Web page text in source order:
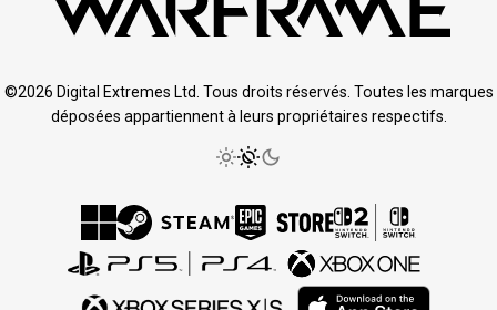
©2026 Digital Extremes Ltd. Tous droits réservés. Toutes les marques
déposées appartiennent à leurs propriétaires respectifs.